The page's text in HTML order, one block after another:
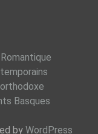
Romantique
Basques
by WordPress